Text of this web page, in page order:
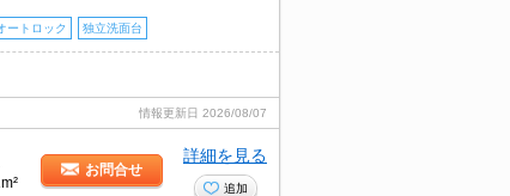
ートロック 独立洗面台
情報更新日 2026/08/07
お問合せ
詳細を見る
追加